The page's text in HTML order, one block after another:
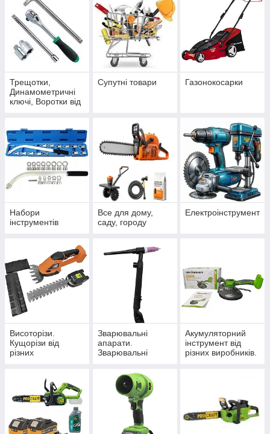
Трещотки,
Динамометричні
ключі, Воротки від
Супутні товари Газонокосарки
Набори
інструментів
Все для дому,
саду, городу
Електроінструмент
Висоторізи.
Кущорізи від
різних
Зварювальні
апарати.
Зварювальні
Магніти для
завдання кута при
зварювання.
Акумуляторний
інструмент від
різних виробників.